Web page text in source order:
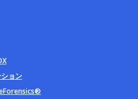
ョン